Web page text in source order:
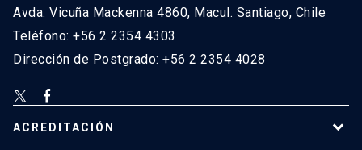
Avda. Vicuña Mackenna 4860, Macul. Santiago, Chile
Teléfono: +56 2 2354 4303
Dirección de Postgrado: +56 2 2354 4028
ACREDITACIÓN